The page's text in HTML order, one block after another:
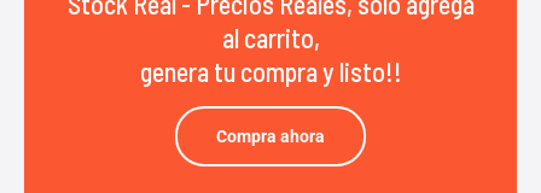
al carrito,
genera tu compra y listo!!
Compra ahora